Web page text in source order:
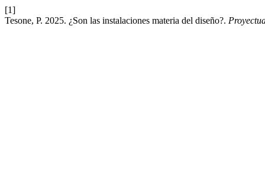
[1]
Tesone, P. 2025. ¿Son las instalaciones materia del diseño?.